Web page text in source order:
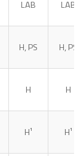
LAB LAB
H, PS H, PS
H H
H¹ H¹